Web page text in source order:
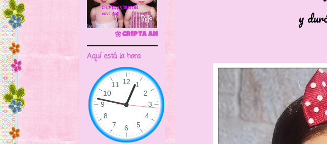
y duró su
🌼CRIPTA ANIMATOR CAVE DOLL
Aquí está la hora